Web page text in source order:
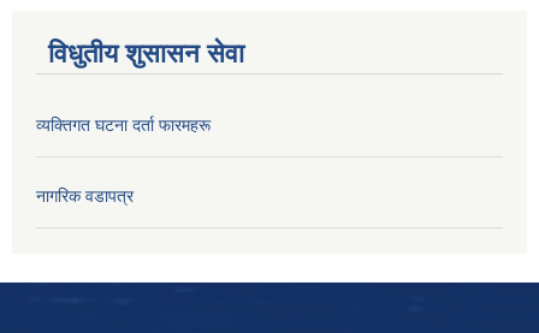
विधुतीय शुसासन सेवा
व्यक्तिगत घटना दर्ता फारमहरू
नागरिक वडापत्र